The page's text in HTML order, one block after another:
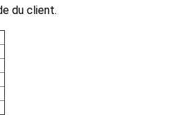
du client.